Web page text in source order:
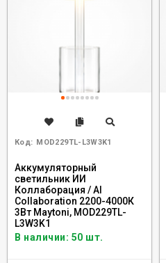
Код: MOD229TL-L3W3K1
Аккумуляторный
светильник ИИ
Коллаборация / AI
Collaboration 2200-4000К
3Вт Maytoni, MOD229TL-
L3W3K1
В наличии: 50 шт.